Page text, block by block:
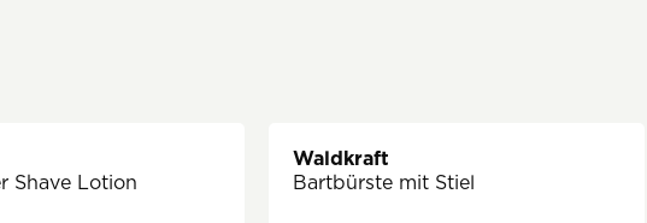
Shave Lotion
Waldkraft
Bartbürste mit Stiel